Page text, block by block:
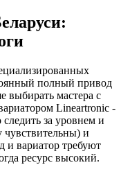
полный привод
выбирать мастера с
Lineartronic -
за уровнем и
чувствительны) и
и вариатор требуют
ресурс высокий.